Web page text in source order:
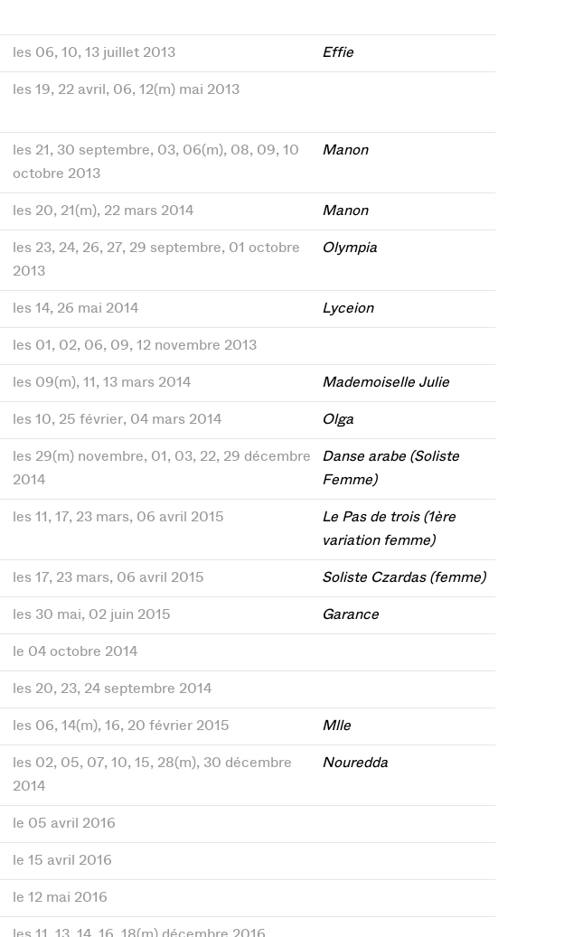
les 06, 10, 13 juillet 2013 Effie
les 19, 22 avril, 06, 12(m) mai 2013
les 21, 30 septembre, 03, 06(m), 08, 09, 10
octobre 2013
Manon
les 20, 21(m), 22 mars 2014 Manon
les 23, 24, 26, 27, 29 septembre, 01 octobre
2013
Olympia
les 14, 26 mai 2014 Lyceion
les 01, 02, 06, 09, 12 novembre 2013
les 09(m), 11, 13 mars 2014 Mademoiselle Julie
les 10, 25 février, 04 mars 2014 Olga
les 29(m) novembre, 01, 03, 22, 29 décembre
2014
Danse arabe (Soliste
Femme)
les 11, 17, 23 mars, 06 avril 2015
Le Pas de trois (1ère
variation femme)
les 17, 23 mars, 06 avril 2015 Soliste Czardas (femme)
les 30 mai, 02 juin 2015 Garance
le 04 octobre 2014
les 20, 23, 24 septembre 2014
les 06, 14(m), 16, 20 février 2015 Mlle
les 02, 05, 07, 10, 15, 28(m), 30 décembre
2014
Nouredda
le 05 avril 2016
le 15 avril 2016
le 12 mai 2016